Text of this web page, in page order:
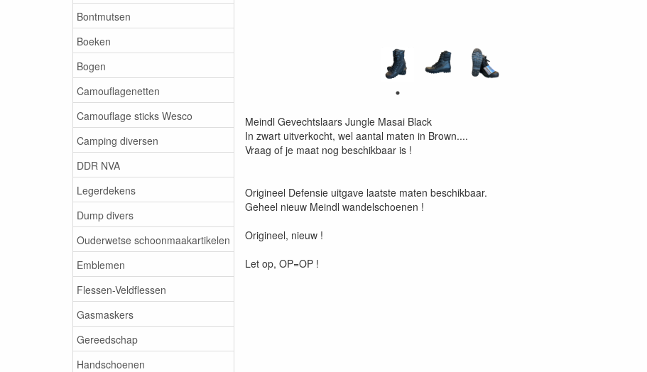
Bontmutsen
Boeken
Bogen
Camouflagenetten
Camouflage sticks Wesco
Camping diversen
DDR NVA
Legerdekens
Dump divers
Ouderwetse schoonmaakartikelen
Emblemen
Flessen-Veldflessen
Gasmaskers
Gereedschap
Handschoenen
Meindl Gevechtslaars Jungle Masai Black
In zwart uitverkocht, wel aantal maten in Brown....
Vraag of je maat nog beschikbaar is !
Origineel Defensie uitgave laatste maten beschikbaar.
Geheel nieuw Meindl wandelschoenen !
Origineel, nieuw !
Let op, OP=OP !